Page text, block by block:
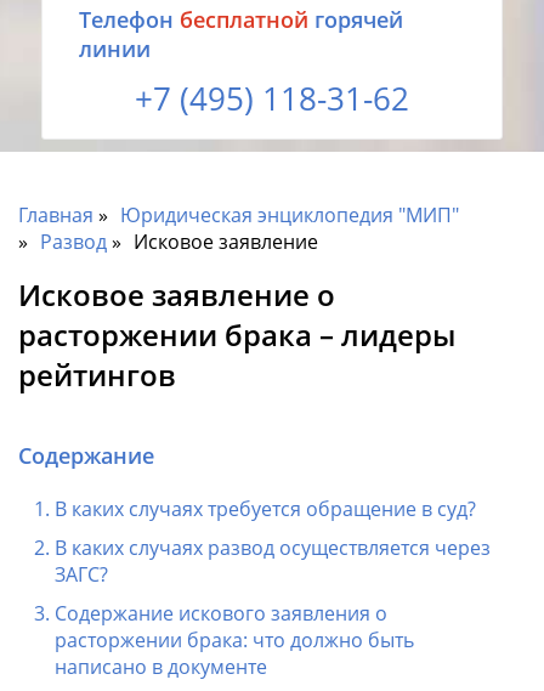
Tелефон бесплатной горячей
линии
+7 (495) 118-31-62
Главная
Юридическая энциклопедия "МИП"
Развод
Исковое заявление
Исковое заявление о
расторжении брака – лидеры
рейтингов
Содержание
В каких случаях требуется обращение в суд?
В каких случаях развод осуществляется через
ЗАГС?
Содержание искового заявления о
расторжении брака: что должно быть
написано в документе